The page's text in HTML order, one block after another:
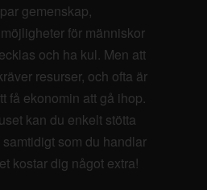
gemenskap,
för människor
och ha kul. Men att
resurser, och ofta är
få ekonomin att gå ihop.
kan du enkelt stötta
som du handlar
kostar dig något extra!